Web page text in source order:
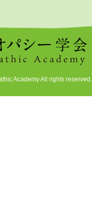
Academy All rights reserved.